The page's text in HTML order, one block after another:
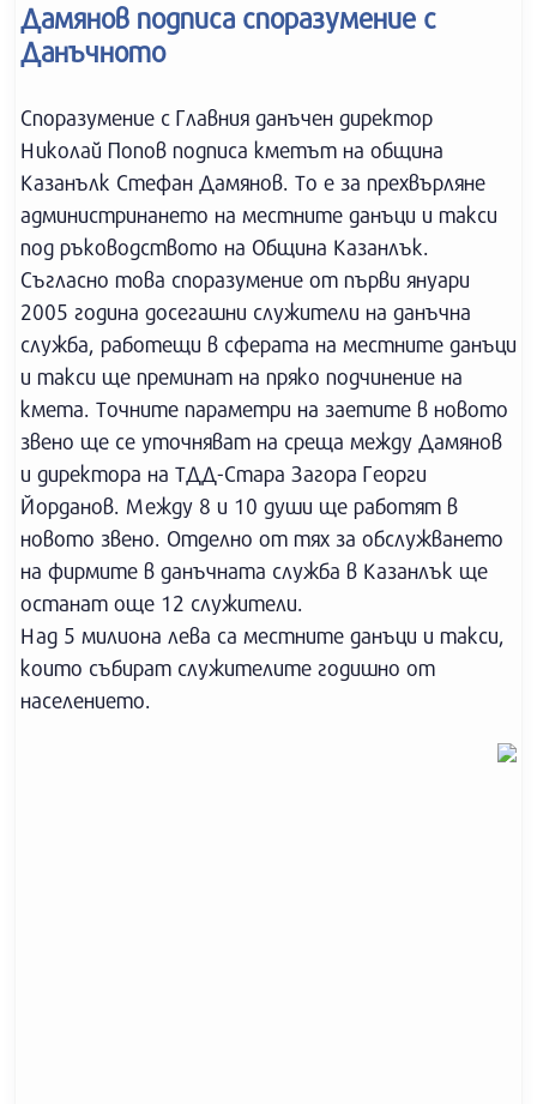
Дамянов подписа споразумение с
Данъчното
Споразумение с Главния данъчен директор
Николай Попов подписа кметът на община
Казанълк Стефан Дамянов. То е за прехвърляне
администринането на местните данъци и такси
под ръководството на Община Казанлък.
Съгласно това споразумение от първи януари
2005 година досегашни служители на данъчна
служба, работещи в сферата на местните данъци
и такси ще преминат на пряко подчинение на
кмета. Точните параметри на заетите в новото
звено ще се уточняват на среща между Дамянов
и директора на ТДД-Стара Загора Георги
Йорданов. Между 8 и 10 души ще работят в
новото звено. Отделно от тях за обслужването
на фирмите в данъчната служба в Казанлък ще
останат още 12 служители.
Над 5 милиона лева са местните данъци и такси,
които събират служителите годишно от
населението.